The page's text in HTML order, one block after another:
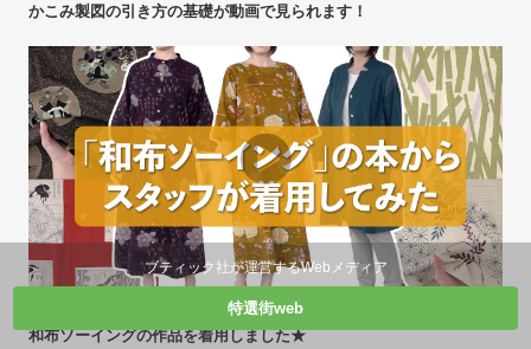
かこみ製図の引き方の基礎が動画で見られます！
和布ソーイングの作品を着用しました★
ブティック社が運営するWebメディア
特選街web